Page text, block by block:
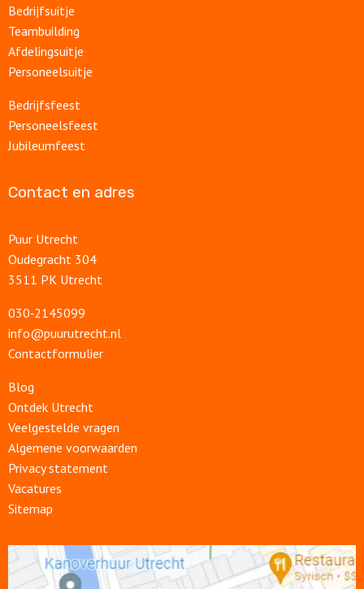
Bedrijfsuitje
Teambuilding
Afdelingsuitje
Personeelsuitje
Bedrijfsfeest
Personeelsfeest
Jubileumfeest
Contact en adres
Puur Utrecht
Oudegracht 304
3511 PK Utrecht
030‑2145099
info@puurutrecht.nl
Contactformulier
Blog
Ontdek Utrecht
Veelgestelde vragen
Algemene voorwaarden
Privacy statement
Vacatures
Sitemap
link